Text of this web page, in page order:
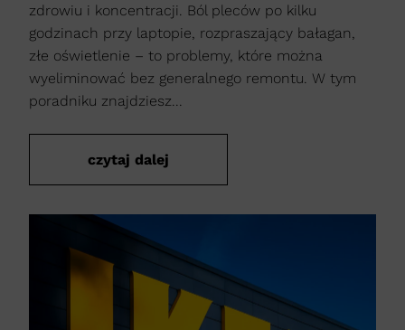
zdrowiu i koncentracji. Ból pleców po kilku
godzinach przy laptopie, rozpraszający bałagan,
złe oświetlenie – to problemy, które można
wyeliminować bez generalnego remontu. W tym
poradniku znajdziesz...
czytaj dalej